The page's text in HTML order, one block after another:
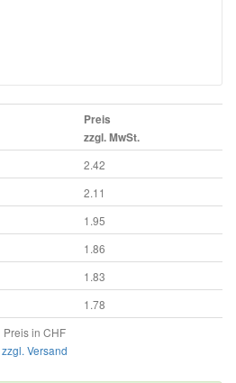
Preis
zzgl. MwSt.
2.42
2.11
1.95
1.86
1.83
1.78
Preis in CHF
zzgl. Versand